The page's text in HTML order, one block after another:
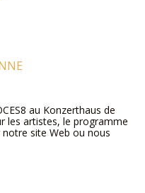
au Konzerthaus de
les artistes, le programme
site Web ou nous